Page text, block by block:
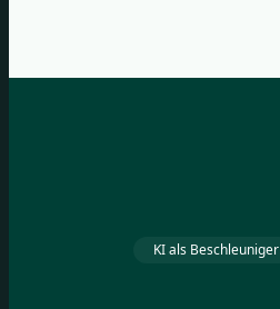
KI als Beschleuniger